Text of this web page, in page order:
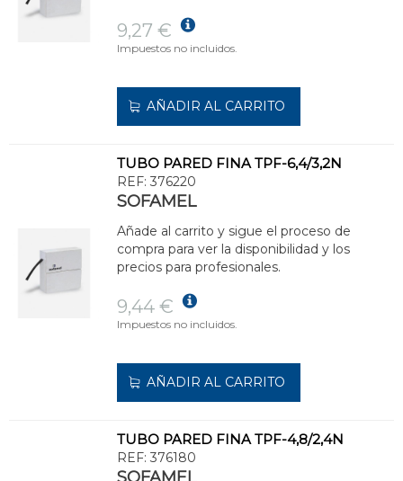
9,27 €
Impuestos no incluidos.
AÑADIR AL CARRITO
TUBO PARED FINA TPF-6,4/3,2N
REF: 376220
SOFAMEL
Añade al carrito y sigue el proceso de
compra para ver la disponibilidad y los
precios para profesionales.
9,44 €
Impuestos no incluidos.
AÑADIR AL CARRITO
TUBO PARED FINA TPF-4,8/2,4N
REF: 376180
SOFAMEL